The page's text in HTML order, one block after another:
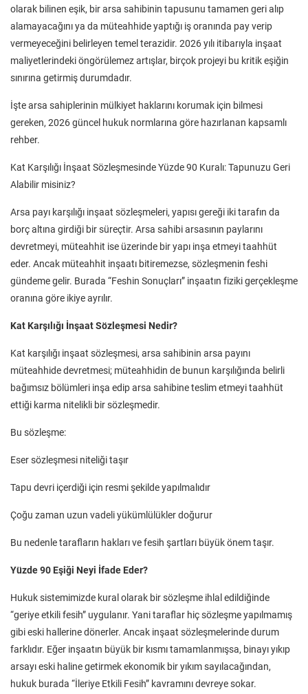
olarak bilinen eşik, bir arsa sahibinin tapusunu tamamen geri alıp
alamayacağını ya da müteahhide yaptığı iş oranında pay verip
vermeyeceğini belirleyen temel terazidir. 2026 yılı itibarıyla inşaat
maliyetlerindeki öngörülemez artışlar, birçok projeyi bu kritik eşiğin
sınırına getirmiş durumdadır.
İşte arsa sahiplerinin mülkiyet haklarını korumak için bilmesi
gereken, 2026 güncel hukuk normlarına göre hazırlanan kapsamlı
rehber.
Kat Karşılığı İnşaat Sözleşmesinde Yüzde 90 Kuralı: Tapunuzu Geri
Alabilir misiniz?
Arsa payı karşılığı inşaat sözleşmeleri, yapısı gereği iki tarafın da
borç altına girdiği bir süreçtir. Arsa sahibi arsasının paylarını
devretmeyi, müteahhit ise üzerinde bir yapı inşa etmeyi taahhüt
eder. Ancak müteahhit inşaatı bitiremezse, sözleşmenin feshi
gündeme gelir. Burada “Feshin Sonuçları” inşaatın fiziki gerçekleşme
oranına göre ikiye ayrılır.
Kat Karşılığı İnşaat Sözleşmesi Nedir?
Kat karşılığı inşaat sözleşmesi, arsa sahibinin arsa payını
müteahhide devretmesi; müteahhidin de bunun karşılığında belirli
bağımsız bölümleri inşa edip arsa sahibine teslim etmeyi taahhüt
ettiği karma nitelikli bir sözleşmedir.
Bu sözleşme:
Eser sözleşmesi niteliği taşır
Tapu devri içerdiği için resmi şekilde yapılmalıdır
Çoğu zaman uzun vadeli yükümlülükler doğurur
Bu nedenle tarafların hakları ve fesih şartları büyük önem taşır.
Yüzde 90 Eşiği Neyi İfade Eder?
Hukuk sistemimizde kural olarak bir sözleşme ihlal edildiğinde
“geriye etkili fesih” uygulanır. Yani taraflar hiç sözleşme yapılmamış
gibi eski hallerine dönerler. Ancak inşaat sözleşmelerinde durum
farklıdır. Eğer inşaatın büyük bir kısmı tamamlanmışsa, binayı yıkıp
arsayı eski haline getirmek ekonomik bir yıkım sayılacağından,
hukuk burada “İleriye Etkili Fesih” kavramını devreye sokar.